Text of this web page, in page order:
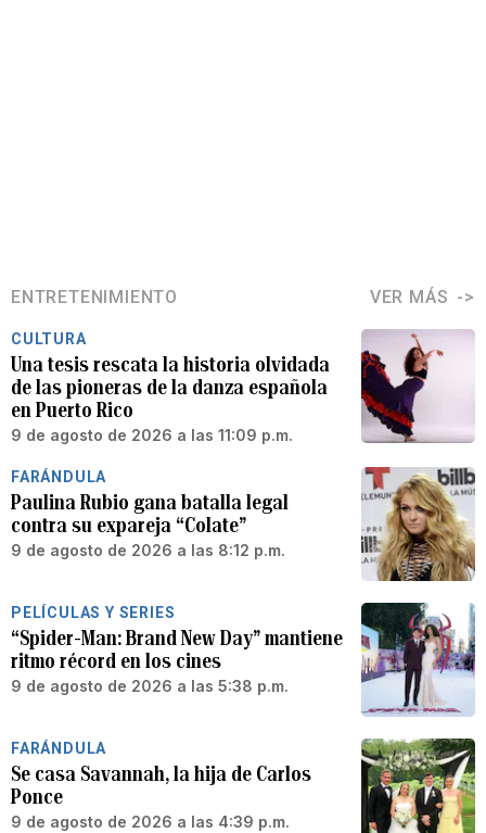
ENTRETENIMIENTO VER MÁS
CULTURA
Una tesis rescata la historia olvidada
de las pioneras de la danza española
en Puerto Rico
9 de agosto de 2026 a las 11:09 p.m.
FARÁNDULA
Paulina Rubio gana batalla legal
contra su expareja “Colate”
9 de agosto de 2026 a las 8:12 p.m.
PELÍCULAS Y SERIES
“Spider-Man: Brand New Day” mantiene
ritmo récord en los cines
9 de agosto de 2026 a las 5:38 p.m.
FARÁNDULA
Se casa Savannah, la hija de Carlos
Ponce
9 de agosto de 2026 a las 4:39 p.m.